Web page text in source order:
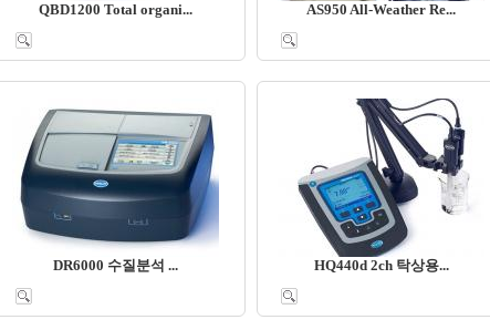
QBD1200 Total organi... AS950 All-Weather Re...
DR6000 수질분석 ... HQ440d 2ch 탁상용...